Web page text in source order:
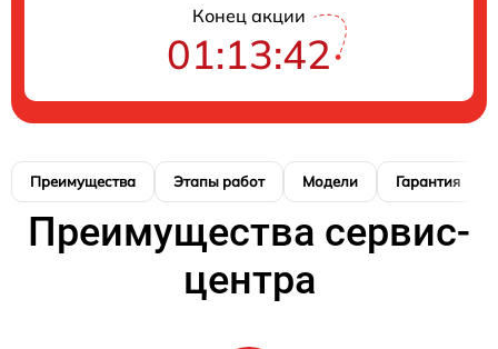
Конец акции
01:13:41
Преимущества Этапы работ Модели Гарантия
Преимущества сервис-
центра